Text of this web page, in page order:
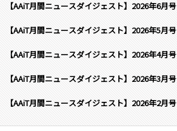
【AAiT月間ニュースダイジェスト】2026年6月号
【AAiT月間ニュースダイジェスト】2026年5月号
【AAiT月間ニュースダイジェスト】2026年4月号
【AAiT月間ニュースダイジェスト】2026年3月号
【AAiT月間ニュースダイジェスト】2026年2月号